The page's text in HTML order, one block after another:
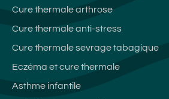
Cure thermale arthrose
Cure thermale anti-stress
Cure thermale sevrage tabagique
Eczéma et cure thermale
Asthme infantile